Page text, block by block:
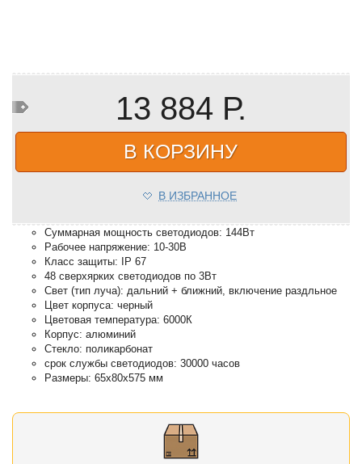
13 884 Р.
В КОРЗИНУ
В ИЗБРАННОЕ
Суммарная мощность светодиодов: 144Вт
Рабочее напряжение: 10-30В
Класс защиты: IP 67
48 сверхярких светодиодов по 3Вт
Свет (тип луча): дальний + ближний, включение раздльное
Цвет корпуса: черный
Цветовая температура: 6000К
Корпус: алюминий
Стекло: поликарбонат
срок службы светодиодов: 30000 часов
Размеры: 65х80х575 мм